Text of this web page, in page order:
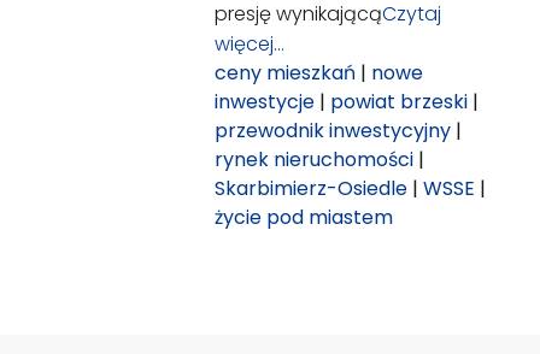
presję wynikającąCzytaj
więcej…
ceny mieszkań | nowe
inwestycje | powiat brzeski |
przewodnik inwestycyjny |
rynek nieruchomości |
Skarbimierz-Osiedle |WSSE |
życie pod miastem